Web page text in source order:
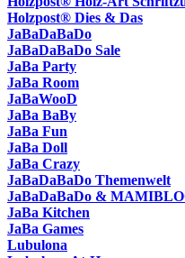
Holzpost® Dies & Das
JaBaDaBaDo
JaBaDaBaDo Sale
JaBa Party
JaBa Room
JaBaWooD
JaBa BaBy
JaBa Fun
JaBa Doll
JaBa Crazy
JaBaDaBaDo Themenwelt
JaBaDaBaDo &
JaBa Kitchen
JaBa Games
Lubulona